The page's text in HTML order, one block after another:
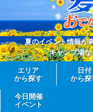
夏のイベント情報が
キャンプ場
エリア
から探す
日付
から
今日開催
イベント